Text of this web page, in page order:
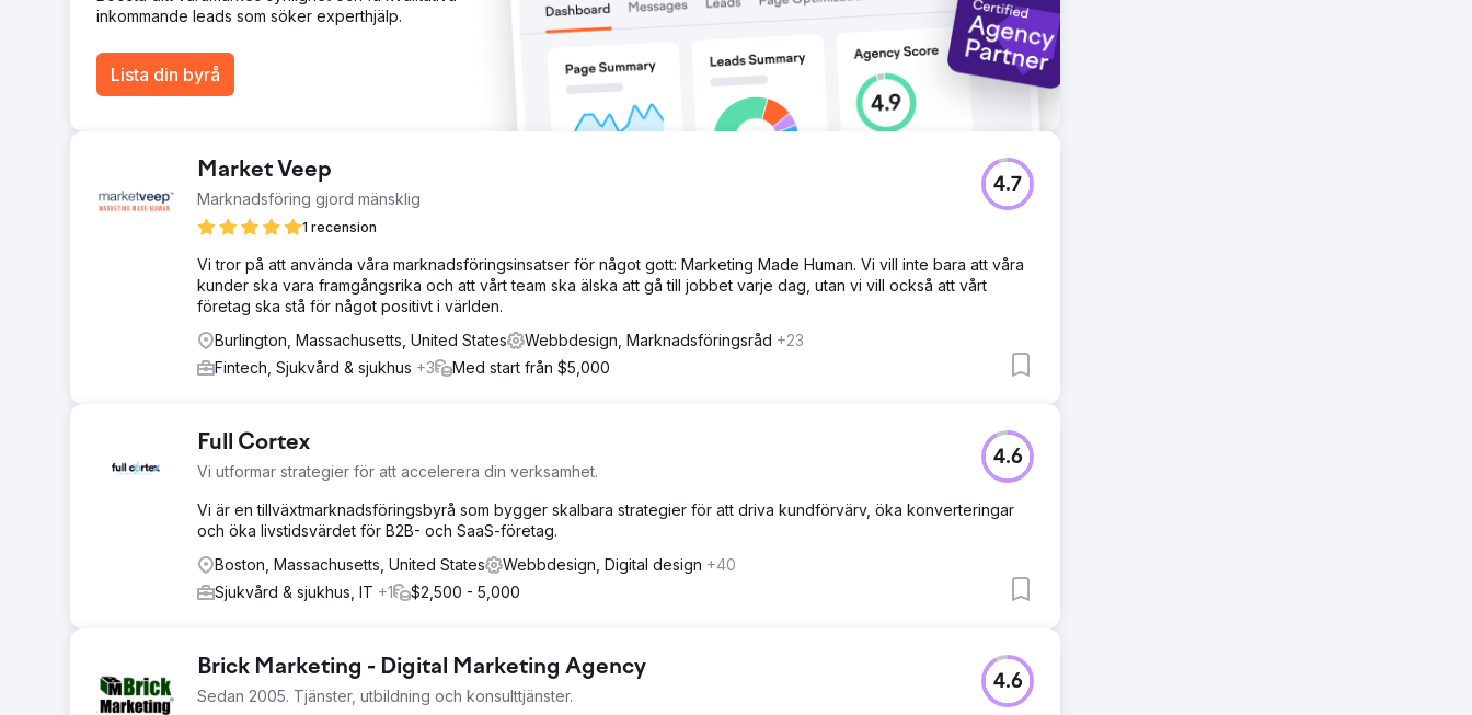
inkommande leads som söker experthjälp.
Lista din byrå
Market Veep
Marknadsföring gjord mänsklig
1 recension
4.7
Vi tror på att använda våra marknadsföringsinsatser för något gott: Marketing Made Human. Vi vill inte bara att våra
kunder ska vara framgångsrika och att vårt team ska älska att gå till jobbet varje dag, utan vi vill också att vårt
företag ska stå för något positivt i världen.
Burlington, Massachusetts, United States
Webbdesign, Marknadsföringsråd +23
Fintech, Sjukvård & sjukhus +3 Med start från $5,000
Full Cortex
Vi utformar strategier för att accelerera din verksamhet.
4.6
Vi är en tillväxtmarknadsföringsbyrå som bygger skalbara strategier för att driva kundförvärv, öka konverteringar
och öka livstidsvärdet för B2B- och SaaS-företag.
Boston, Massachusetts, United States
Webbdesign, Digital design +40
Sjukvård & sjukhus, IT +1 $2,500 - 5,000
Brick Marketing - Digital Marketing Agency
Sedan 2005. Tjänster, utbildning och konsulttjänster.
4.6